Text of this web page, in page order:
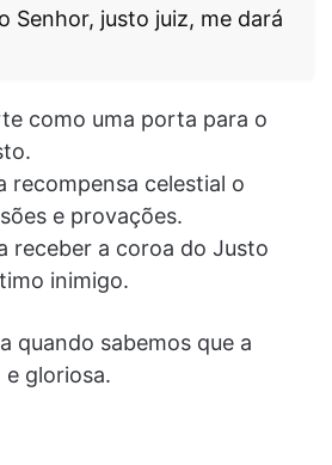
Senhor, justo juiz, me dará
como uma porta para o
recompensa celestial o
e provações.
receber a coroa do Justo
inimigo.
quando sabemos que a
gloriosa.